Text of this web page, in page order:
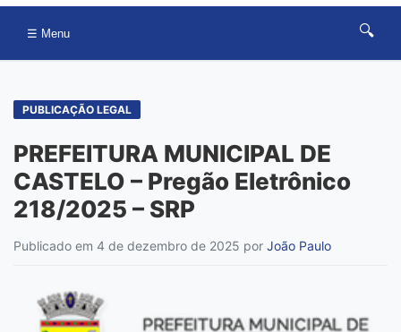
☰ Menu 🔍
PUBLICAÇÃO LEGAL
PREFEITURA MUNICIPAL DE
CASTELO – Pregão Eletrônico
218/2025 – SRP
Publicado em 4 de dezembro de 2025 por João Paulo